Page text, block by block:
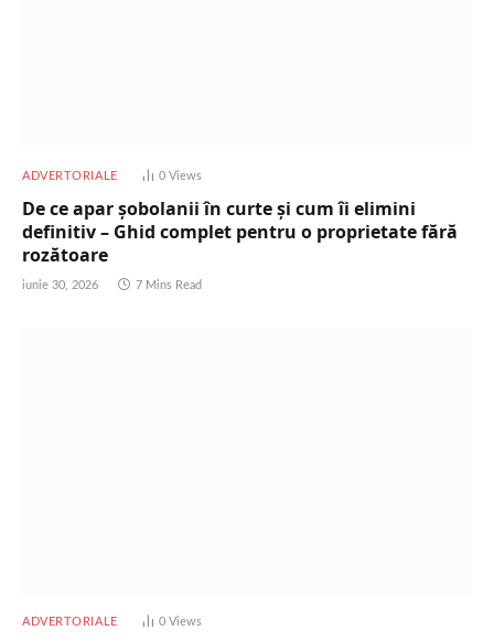
ADVERTORIALE 0 Views
De ce apar șobolanii în curte și cum îi elimini
definitiv – Ghid complet pentru o proprietate fără
rozătoare
iunie 30, 2026 7 Mins Read
ADVERTORIALE 0 Views